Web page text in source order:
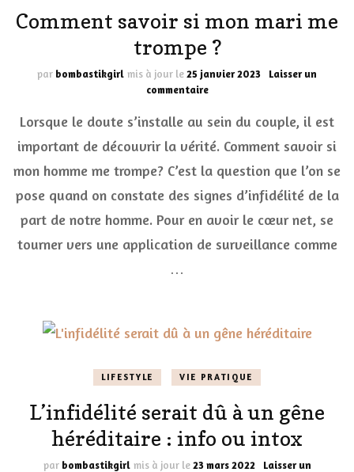
Comment savoir si mon mari me
trompe ?
par bombastikgirl mis à jour le25 janvier 2023
Laisser un
commentairesur
savoir
mon
mari
trompe
?
Lorsque le doute s’installe au sein du couple, il est
important de découvrir la vérité. Comment savoir si
mon homme me trompe? C’est la question que l’on se
pose quand on constate des signes d’infidélité de la
part de notre homme. Pour en avoir le cœur net, se
tourner vers une application de surveillance comme
…
LIFESTYLE VIE PRATIQUE
L’infidélité serait dû à un gêne
héréditaire : info ou intox
par bombastikgirl mis à jour le23 mars 2022
Laisser un